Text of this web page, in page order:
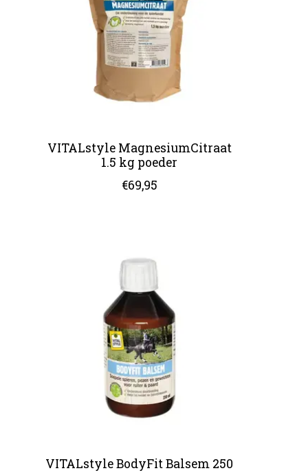
VITALstyle MagnesiumCitraat
1.5 kg poeder
€69,95
VITALstyle BodyFit Balsem 250